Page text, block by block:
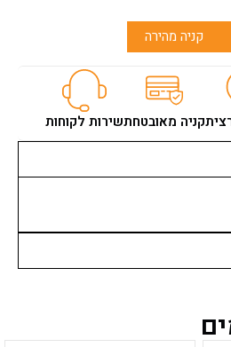
קניה מהירה
קניה מאובטחתשירות לקוחות